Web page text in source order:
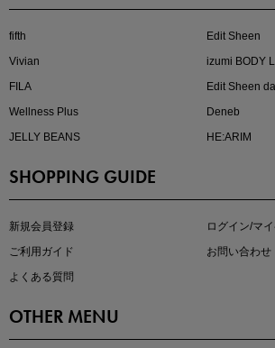
大人の着映えアイテム5選
fifth
Edit Sheen
Vivian
izumi BODY
FILA
Edit Sheen
Wellness Plus
Deneb
JELLY BEANS
HE:ARIM
SHOPPING GUIDE
新規会員登録
ログイン/マ
ご利用ガイド
お問い合わせ
よくある質問
OTHER MENU